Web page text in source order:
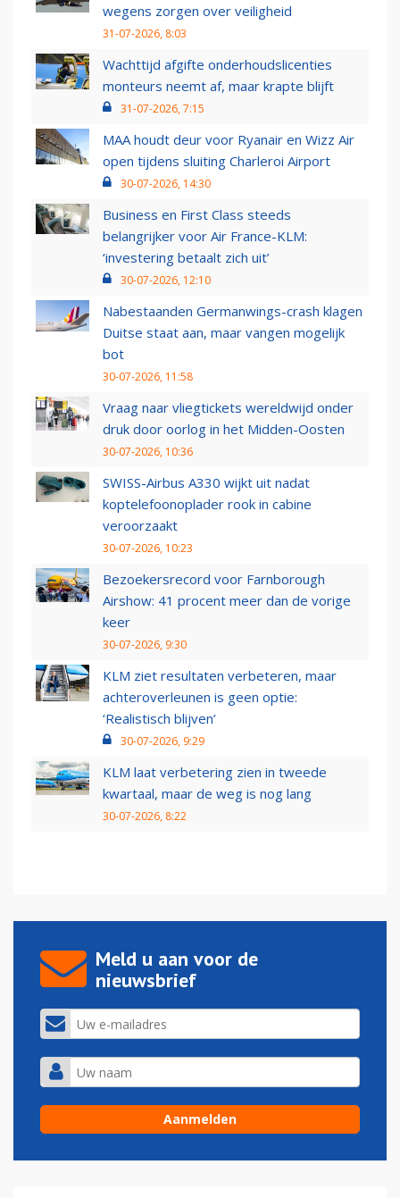
wegens zorgen over veiligheid
31-07-2026, 8:03
Wachttijd afgifte onderhoudslicenties
monteurs neemt af, maar krapte blijft
31-07-2026, 7:15
MAA houdt deur voor Ryanair en Wizz Air
open tijdens sluiting Charleroi Airport
30-07-2026, 14:30
Business en First Class steeds
belangrijker voor Air France-KLM:
‘investering betaalt zich uit’
30-07-2026, 12:10
Nabestaanden Germanwings-crash klagen
Duitse staat aan, maar vangen mogelijk
bot
30-07-2026, 11:58
Vraag naar vliegtickets wereldwijd onder
druk door oorlog in het Midden-Oosten
30-07-2026, 10:36
SWISS-Airbus A330 wijkt uit nadat
koptelefoonoplader rook in cabine
veroorzaakt
30-07-2026, 10:23
Bezoekersrecord voor Farnborough
Airshow: 41 procent meer dan de vorige
keer
30-07-2026, 9:30
KLM ziet resultaten verbeteren, maar
achteroverleunen is geen optie:
‘Realistisch blijven’
30-07-2026, 9:29
KLM laat verbetering zien in tweede
kwartaal, maar de weg is nog lang
30-07-2026, 8:22
Meld u aan voor de
nieuwsbrief